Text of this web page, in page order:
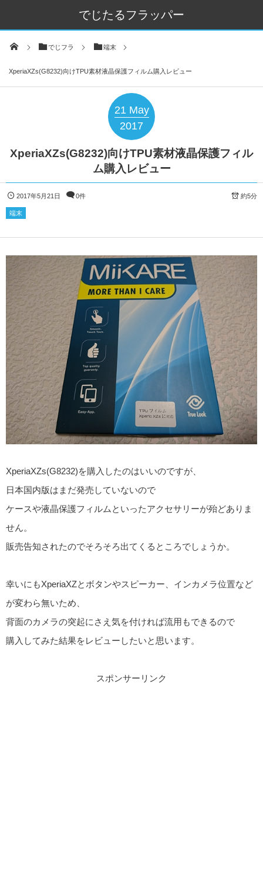
でじたるフラッパー
でじフラ 端末
XperiaXZs(G8232)向けTPU素材液晶保護フィルム購入レビュー
21 May
2017
XperiaXZs(G8232)向けTPU素材液晶保護フィル
ム購入レビュー
2017年5月21日 0件 約5分
端末
XperiaXZs(G8232)を購入したのはいいのですが、
日本国内版はまだ発売していないので
ケースや液晶保護フィルムといったアクセサリーが殆どありま
せん。
販売告知されたのでそろそろ出てくるところでしょうか。
幸いにもXperiaXZとボタンやスピーカー、インカメラ位置など
が変わら無いため、
背面のカメラの突起にさえ気を付ければ流用もできるので
購入してみた結果をレビューしたいと思います。
スポンサーリンク